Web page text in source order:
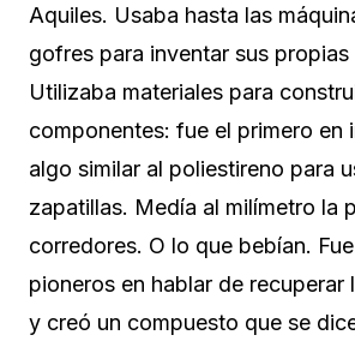
Aquiles. Usaba hasta las
gofres para inventar sus propias
Utilizaba materiales para
componentes: fue el primero en
algo similar al poliestireno para
zapatillas. Medía al milímetro la
corredores. O lo que bebían.
pioneros en hablar de recuperar
y creó un compuesto que se